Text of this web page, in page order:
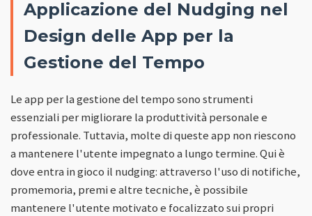
Applicazione del Nudging nel
Design delle App per la
Gestione del Tempo
Le app per la gestione del tempo sono strumenti
essenziali per migliorare la produttività personale e
professionale. Tuttavia, molte di queste app non riescono
a mantenere l'utente impegnato a lungo termine. Qui è
dove entra in gioco il nudging: attraverso l'uso di notifiche,
promemoria, premi e altre tecniche, è possibile
mantenere l'utente motivato e focalizzato sui propri